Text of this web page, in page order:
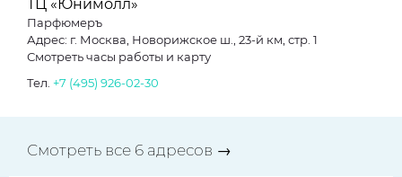
ТЦ «Юнимолл»
Парфюмеръ
Адрес: г. Москва, Новорижское ш., 23-й км, стр. 1
Смотреть часы работы и карту
Тел. +7 (495) 926-02-30
Смотреть все 6 адресов →